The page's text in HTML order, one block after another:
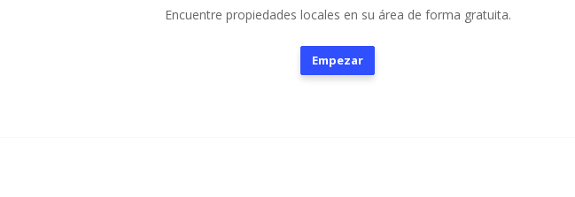
Encuentre propiedades locales en su área de forma gratuita.
Empezar